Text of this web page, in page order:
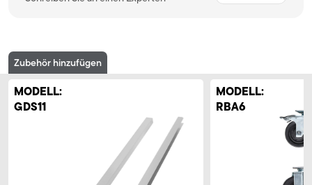
Zubehör hinzufügen
MODELL:
GDS11
MODELL:
RBA6